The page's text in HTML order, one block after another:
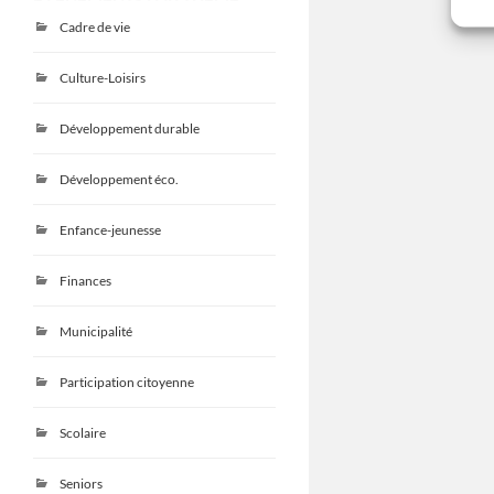
Cadre de vie
Culture-Loisirs
Développement durable
Développement éco.
Enfance-jeunesse
Finances
Municipalité
Participation citoyenne
Scolaire
Seniors